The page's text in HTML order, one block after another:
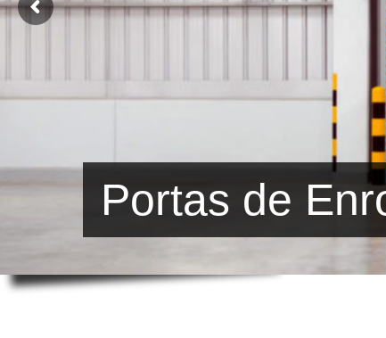
Portas de